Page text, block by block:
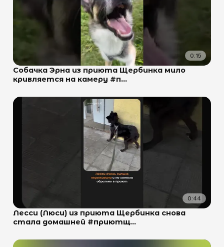
0:15
Собачка Эрна из приюта Щербинка мило
кривляется на камеру #п...
0:44
Лесси (Люси) из приюта Щербинка снова
стала домашней #приютщ...